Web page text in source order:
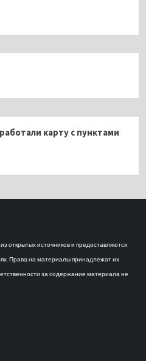
карту с пунктами
открытых источников и предоставляются
Права на материалы принадлежат их
за содержание материала не